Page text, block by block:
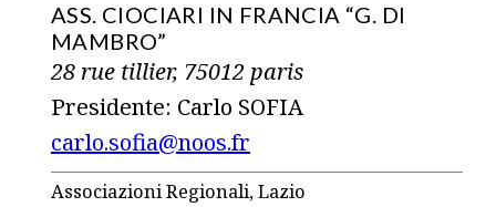
ASS. CIOCIARI IN FRANCIA “G. DI
MAMBRO”
28 rue tillier, 75012 paris
Presidente: Carlo SOFIA
carlo.sofia@noos.fr
Associazioni Regionali, Lazio